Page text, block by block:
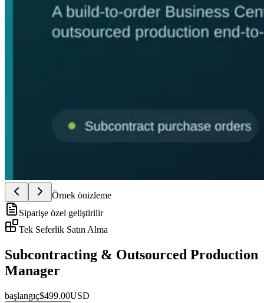
Örnek önizleme
Siparişe özel geliştirilir
Tek Seferlik Satın Alma
Subcontracting & Outsourced Production
Manager
başlangıç$499.00USD